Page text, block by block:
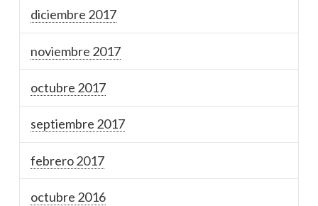
diciembre 2017
noviembre 2017
octubre 2017
septiembre 2017
febrero 2017
octubre 2016